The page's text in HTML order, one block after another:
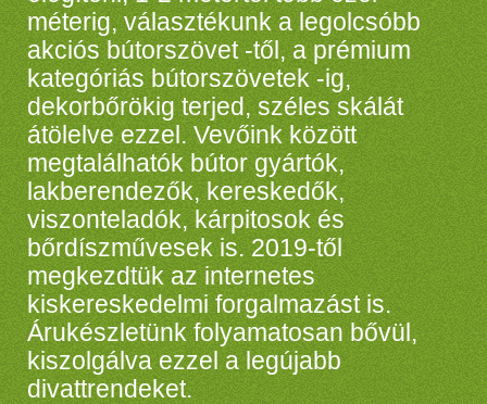
méterig, választékunk a legolcsóbb
akciós bútorszövet -től, a prémium
kategóriás bútorszövetek -ig,
dekorbőrökig terjed, széles skálát
átölelve ezzel. Vevőink között
megtalálhatók bútor gyártók,
lakberendezők, kereskedők,
viszonteladók, kárpitosok és
bőrdíszművesek is. 2019-től
megkezdtük az internetes
kiskereskedelmi forgalmazást is.
Árukészletünk folyamatosan bővül,
kiszolgálva ezzel a legújabb
divattrendeket.